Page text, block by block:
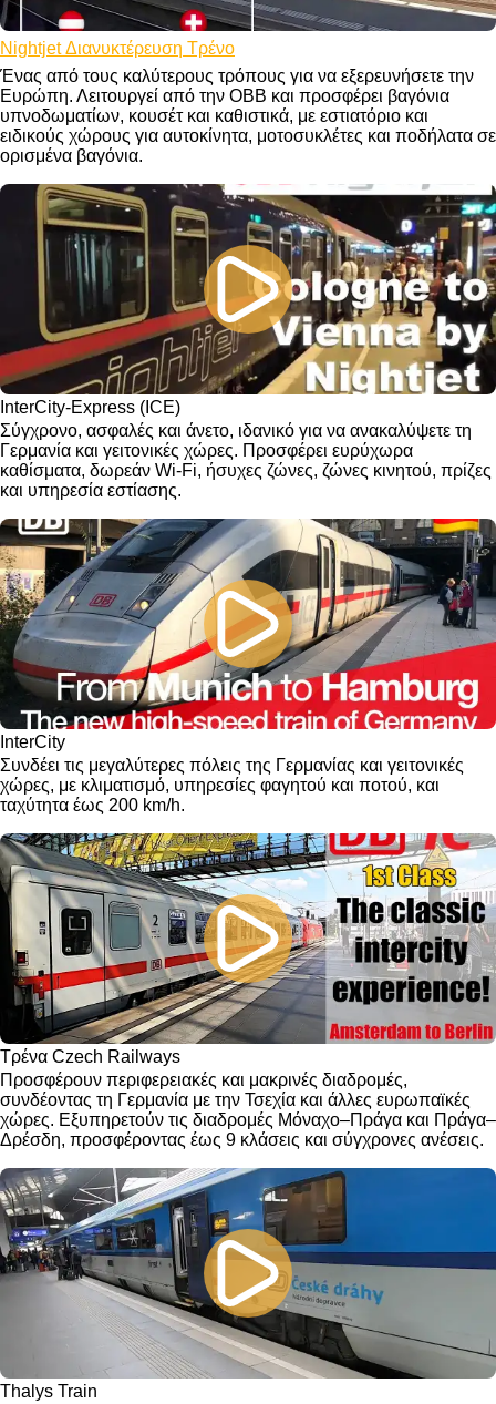
Nightjet Διανυκτέρευση Τρένο
Ένας από τους καλύτερους τρόπους για να εξερευνήσετε την
Ευρώπη. Λειτουργεί από την OBB και προσφέρει βαγόνια
υπνοδωματίων, κουσέτ και καθιστικά, με εστιατόριο και
ειδικούς χώρους για αυτοκίνητα, μοτοσυκλέτες και ποδήλατα σε
ορισμένα βαγόνια.
InterCity-Express (ICE)
Σύγχρονο, ασφαλές και άνετο, ιδανικό για να ανακαλύψετε τη
Γερμανία και γειτονικές χώρες. Προσφέρει ευρύχωρα
καθίσματα, δωρεάν Wi-Fi, ήσυχες ζώνες, ζώνες κινητού, πρίζες
και υπηρεσία εστίασης.
InterCity
Συνδέει τις μεγαλύτερες πόλεις της Γερμανίας και γειτονικές
χώρες, με κλιματισμό, υπηρεσίες φαγητού και ποτού, και
ταχύτητα έως 200 km/h.
Τρένα Czech Railways
Προσφέρουν περιφερειακές και μακρινές διαδρομές,
συνδέοντας τη Γερμανία με την Τσεχία και άλλες ευρωπαϊκές
χώρες. Εξυπηρετούν τις διαδρομές Μόναχο–Πράγα και Πράγα–
Δρέσδη, προσφέροντας έως 9 κλάσεις και σύγχρονες ανέσεις.
Thalys Train